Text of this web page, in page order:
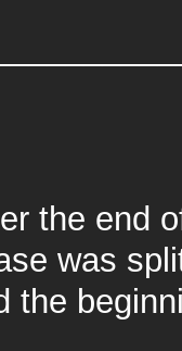
the end
was
the